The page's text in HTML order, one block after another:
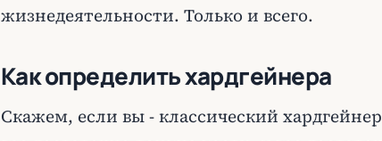
жизнедеятельности. Только и всего.
Как определить хардгейнера
Скажем, если вы - классический